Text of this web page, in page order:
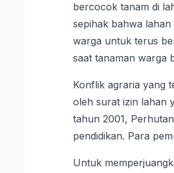
bercocok tanam di
sepihak bahwa
warga untuk terus
saat tanaman warga
Konflik agraria yang
oleh surat izin lahan
tahun 2001,
pendidikan. Para
Untuk